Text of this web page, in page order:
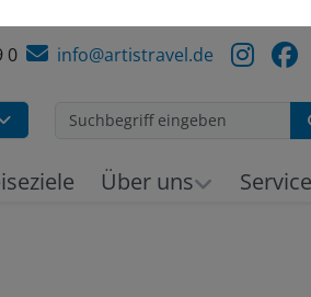
0 info@artistravel.de